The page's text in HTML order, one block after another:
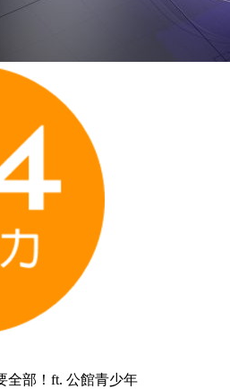
全部！ft. 公館青少年